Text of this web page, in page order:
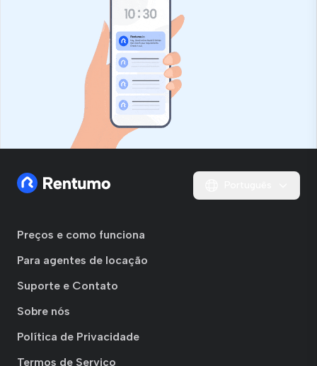
Preços e como funciona
Para agentes de locação
Suporte e Contato
Sobre nós
Política de Privacidade
Termos de Serviço